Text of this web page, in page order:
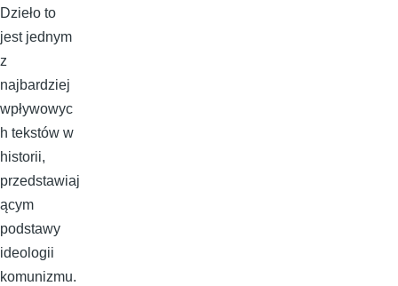
Dzieło to
jest jednym
z
najbardziej
wpływowyc
h tekstów w
historii,
przedstawiaj
ącym
podstawy
ideologii
komunizmu.